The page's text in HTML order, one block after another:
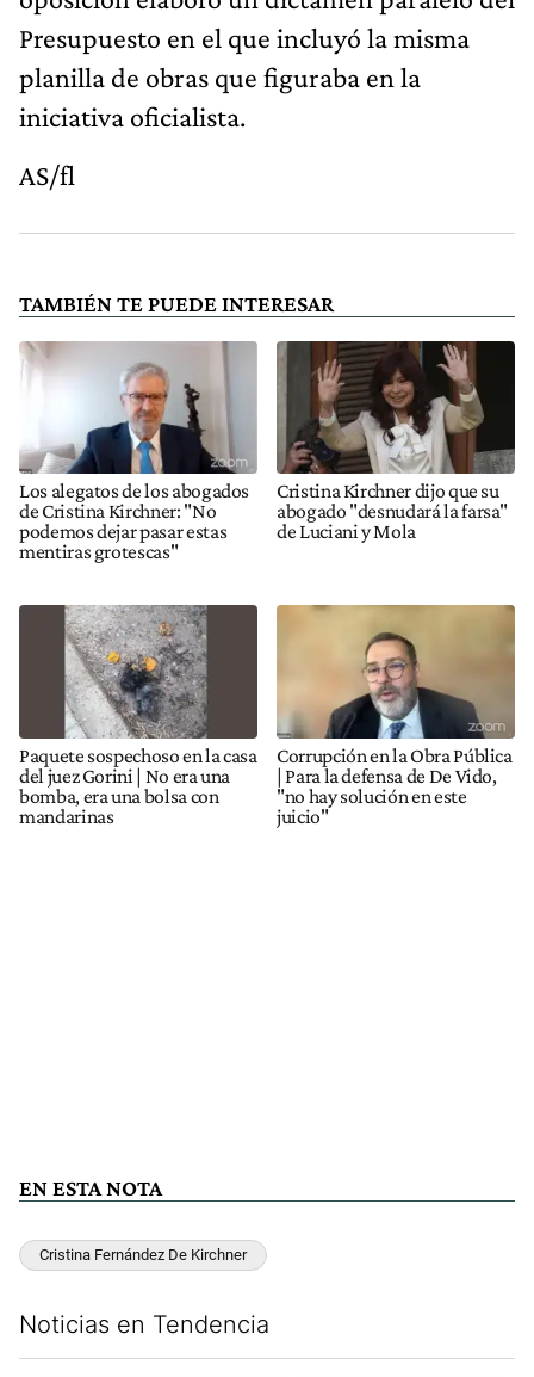
Presupuesto en el que incluyó la misma
planilla de obras que figuraba en la
iniciativa oficialista.
AS/fl
TAMBIÉN TE PUEDE INTERESAR
Los alegatos de los abogados
de Cristina Kirchner: "No
podemos dejar pasar estas
mentiras grotescas"
Cristina Kirchner dijo que su
abogado "desnudará la farsa"
de Luciani y Mola
Paquete sospechoso en la casa
del juez Gorini | No era una
bomba, era una bolsa con
mandarinas
Corrupción en la Obra Pública
| Para la defensa de De Vido,
"no hay solución en este
juicio"
EN ESTA NOTA
Cristina Fernández De Kirchner
Noticias en Tendencia